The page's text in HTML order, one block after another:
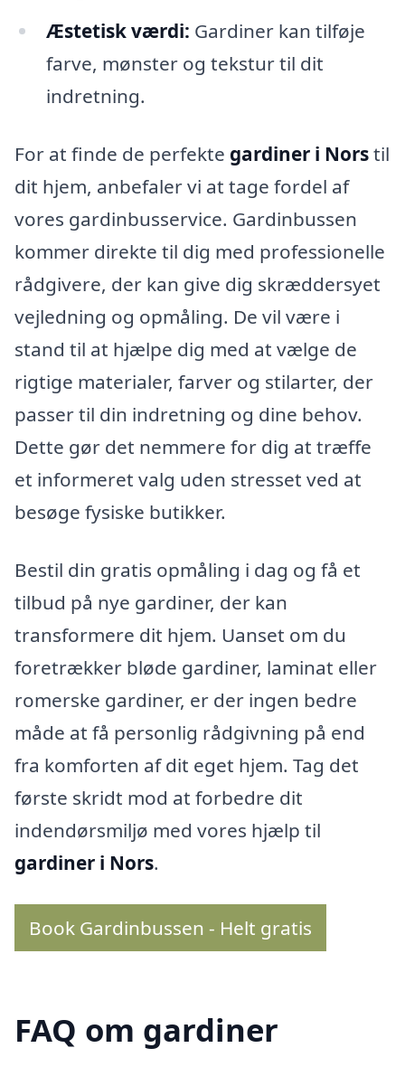
Æstetisk værdi: Gardiner kan tilføje
farve, mønster og tekstur til dit
indretning.
For at finde de perfekte gardiner i Norstil
dit hjem, anbefaler vi at tage fordel af
vores gardinbusservice. Gardinbussen
kommer direkte til dig med professionelle
rådgivere, der kan give dig skræddersyet
vejledning og opmåling. De vil være i
stand til at hjælpe dig med at vælge de
rigtige materialer, farver og stilarter, der
passer til din indretning og dine behov.
Dette gør det nemmere for dig at træffe
et informeret valg uden stresset ved at
besøge fysiske butikker.
Bestil din gratis opmåling i dag og få et
tilbud på nye gardiner, der kan
transformere dit hjem. Uanset om du
foretrækker bløde gardiner, laminat eller
romerske gardiner, er der ingen bedre
måde at få personlig rådgivning på end
fra komforten af dit eget hjem. Tag det
første skridt mod at forbedre dit
indendørsmiljø med vores hjælp til
gardiner i Nors.
Book Gardinbussen - Helt gratis
FAQ om gardiner